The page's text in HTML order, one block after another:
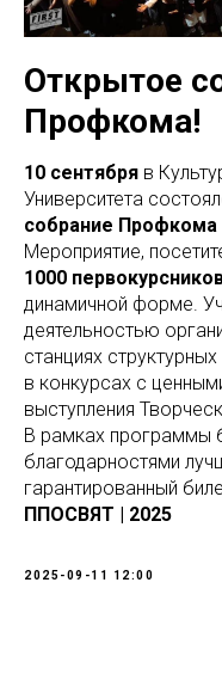
Открытое
Профкома!
10 сентября в
Университета
собрание
Мероприятие,
1000
динамичной форме.
деятельностью
станциях
в конкурсах с
выступления
В рамках программы
благодарностями
гарантированный
ППОСВЯТ | 2025
2025-09-11 12:00